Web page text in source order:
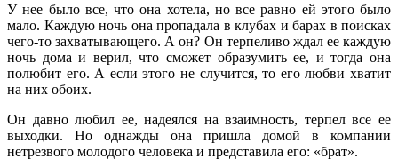
У нее было все, что она хотела, но все равно ей этого было
мало. Каждую ночь она пропадала в клубах и барах в поисках
чего-то захватывающего. А он? Он терпеливо ждал ее каждую
ночь дома и верил, что сможет образумить ее, и тогда она
полюбит его. А если этого не случится, то его любви хватит
на них обоих.
Он давно любил ее, надеялся на взаимность, терпел все ее
выходки. Но однажды она пришла домой в компании
нетрезвого молодого человека и представила его: «брат».